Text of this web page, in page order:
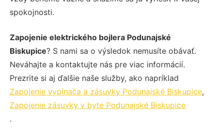
spokojnosti.
Zapojenie elektrického bojlera Podunajské
Biskupice? S nami sa o výsledok nemusíte obávať.
Neváhajte a kontaktujte nás pre viac informácií.
Prezrite si aj ďalšie naše služby, ako napríklad
Zapojenie vypínača a zásuvky Podunajské Biskupice,
Zapojenie zásuvky v byte Podunajské Biskupice
.